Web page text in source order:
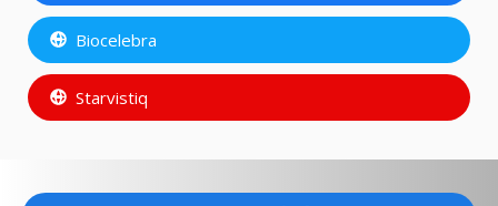
Biocelebra
Starvistiq